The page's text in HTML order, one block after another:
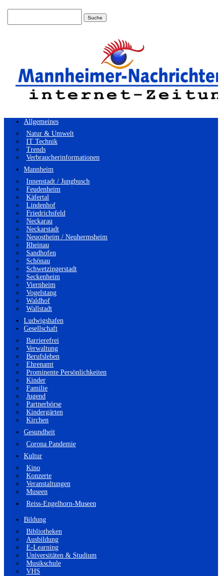
Allgemeines
Natur & Umwelt
IT Technik
Trends
Verbraucherinformationen
Mannheim
Innenstadt / Jungbusch
Feudenheim
Käfertal
Lindenhof
Friedrichsfeld
Neckarau
Neckarstadt
Neuostheim / Neuhermsheim
Rheinau
Sandhofen
Schönau
Schwetzingerstadt
Seckenheim
Viernheim
Vogelstang
Waldhof
Wallstadt
Ludwigshafen
Gesellschaft
Barrierefrei
Verwaltung
Berufsleben
Ehrenamt
Prominente Persönlichkeiten
Kinder
Familie
Jugend
Partnerbörse
Kindergärten
Kirchen
Gesundheit
Corona Pandemie
Kultur
Kino
Konzerte
Veranstaltungen
Museen
Reiss-Engelhorn-Museen
Bildung
Bibliotheken
Ausbildung
E-Learning
Universitäten & Studium
Musikschule
VHS